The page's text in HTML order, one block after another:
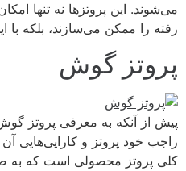
می‌شوند. این پروتزها نه‌ تنها
رفته را ممکن می‌سازند، بلکه با
پروتز گوش
پیش از آنکه به معرفی پروتز
راجب خود پروتز و کارایی‌هایی
کلی پروتز محصولی است که